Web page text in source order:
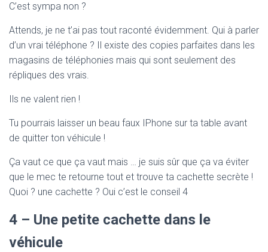
C’est sympa non ?
Attends, je ne t’ai pas tout raconté évidemment. Qui à parler
d’un vrai téléphone ? Il existe des copies parfaites dans les
magasins de téléphonies mais qui sont seulement des
répliques des vrais.
Ils ne valent rien !
Tu pourrais laisser un beau faux IPhone sur ta table avant
de quitter ton véhicule !
Ça vaut ce que ça vaut mais … je suis sûr que ça va éviter
que le mec te retourne tout et trouve ta cachette secrète !
Quoi ? une cachette ? Oui c’est le conseil 4
4 – Une petite cachette dans le
véhicule